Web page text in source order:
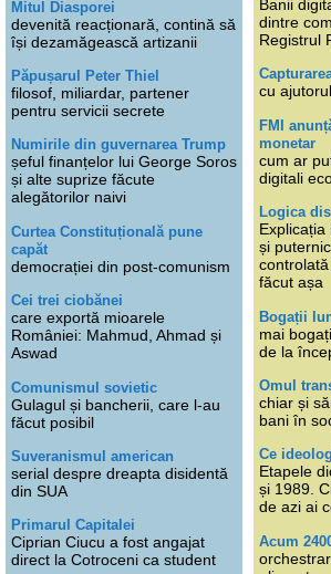
Mitul Diasporei
devenită reacționară, contină să
își dezamăgească artizanii
Păpușarul Peter Thiel
filosof, miliardar, partener
pentru servicii secrete
Numirile din guvernarea Trump
șeful finanțelor lui George Soros
și alte suprize făcute
alegătorilor naivi
Curtea Constituțională pune
capăt
democrației din post-comunism
Cei trei ciobănei
care exportă mioarele
României: Mahmud, Ahmad și
Aswad
Comunismul sovietic
Gulagul și bancherii, care l-au
făcut posibil
Suveranismul american
serial despre dreapta disidentă
din SUA
Primarul Capitalei
Ciprian Ciucu a fost angajat
direct la Cotroceni ca student
Banii
dintre
Registrul
cu
FMI
monetar
cum ar
digitali
Logica
și
făcut așa
Bogații
mai
de la
Omul
chiar și
bani în
Ce
Etapele
și 1989.
de azi ai
Acum